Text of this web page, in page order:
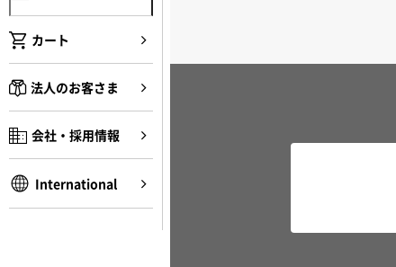
カート
法人のお客さま
会社・採用情報
International